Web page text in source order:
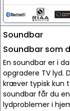
Soundbar
Soundbar som
En soundbar er i
opgradere TV lyd.
kræver typisk kun
soundbar får du
lydproblemer i